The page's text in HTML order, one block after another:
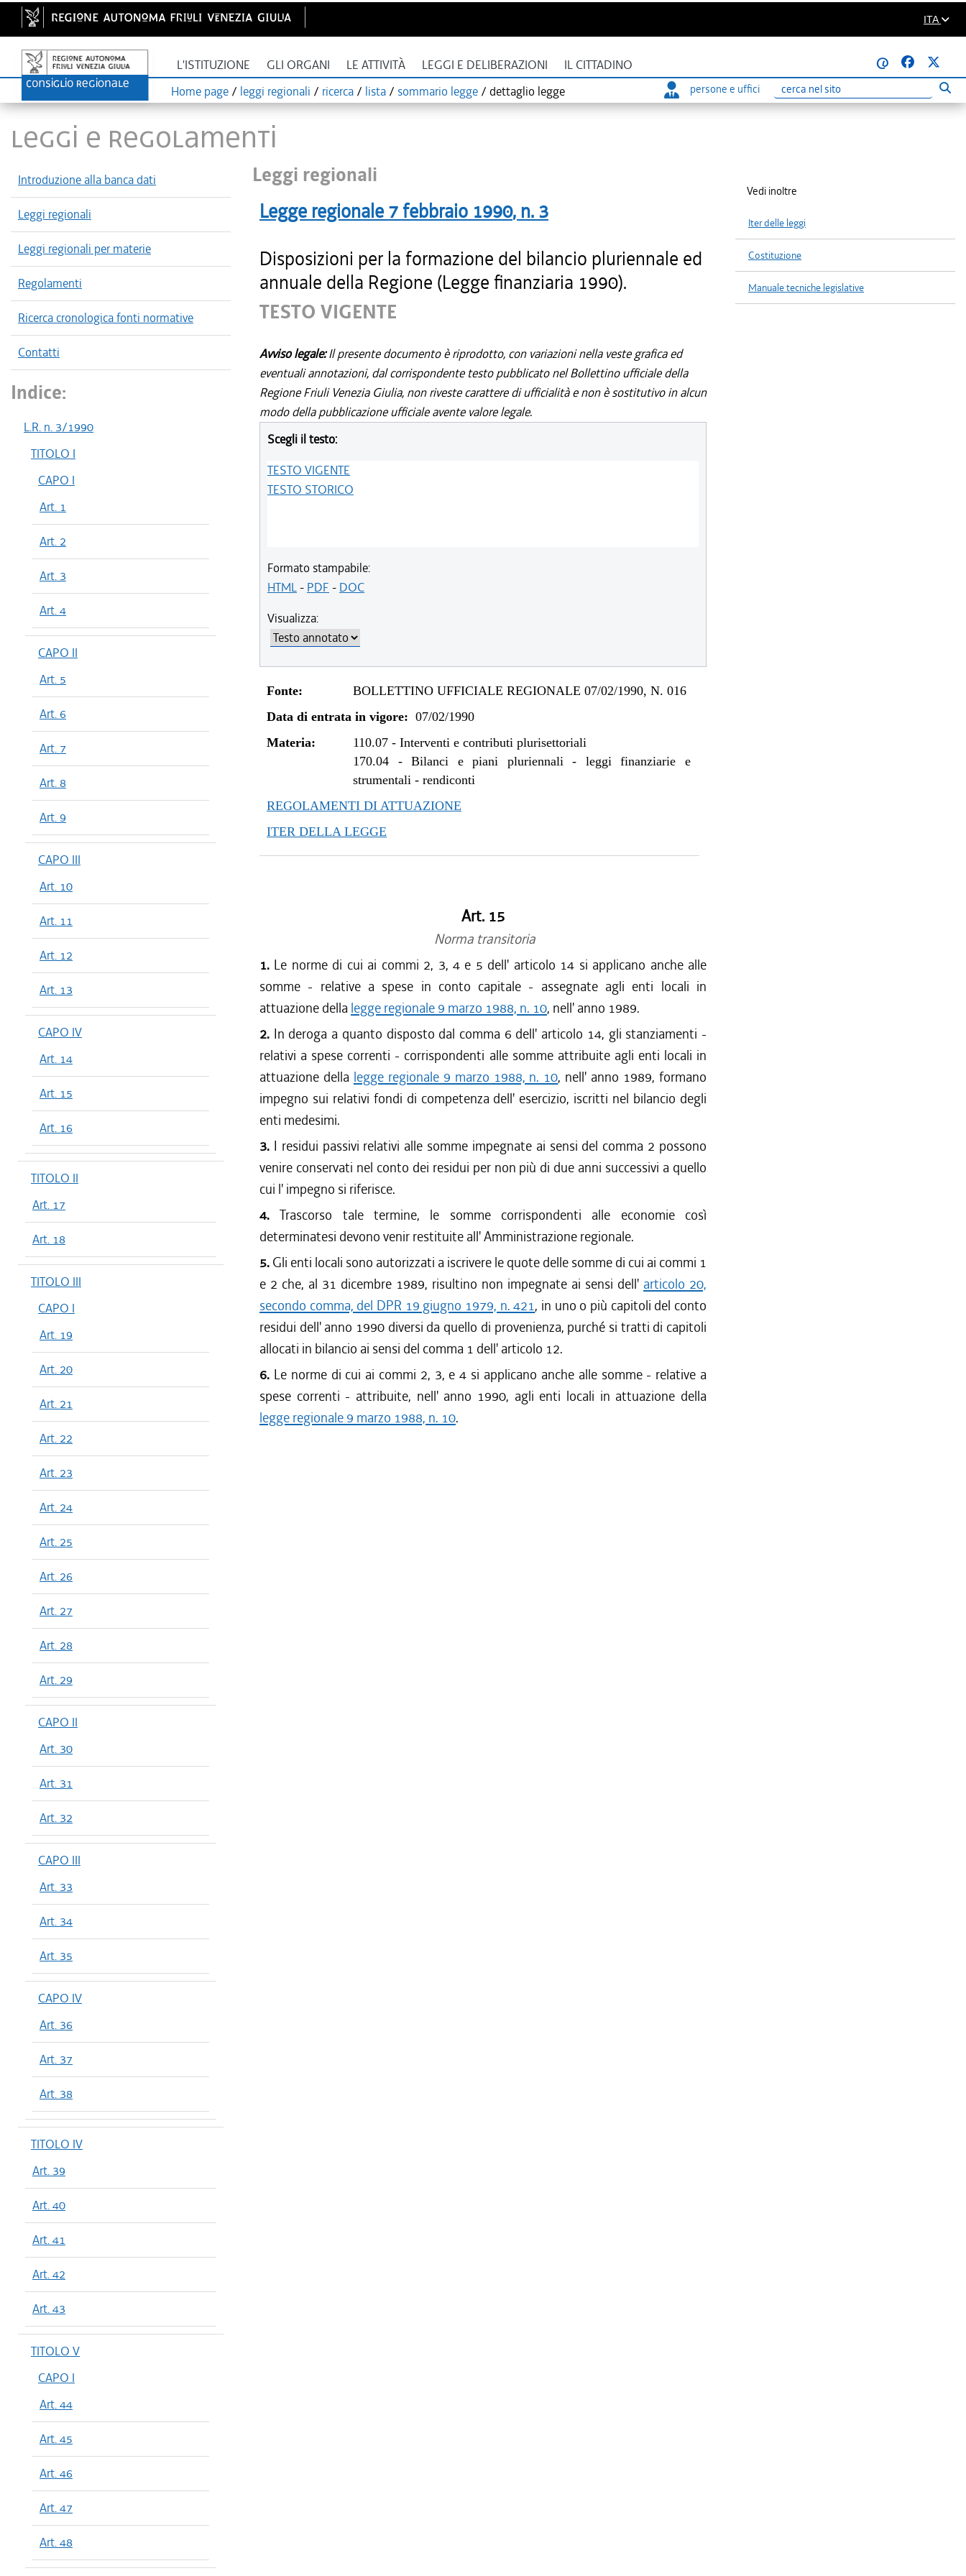
ITA
L'ISTITUZIONE GLI ORGANI LE ATTIVITÀ LEGGI E DELIBERAZIONI IL CITTADINO
@
Home page / leggi regionali / ricerca / lista / sommario legge / dettaglio legge persone e uffici
Ricerca
LEGGI E REGOLAMENTI
Introduzione alla banca dati
Leggi regionali
Leggi regionali per materie
Regolamenti
Ricerca cronologica fonti normative
Contatti
Indice:
L.R. n. 3/1990
TITOLO I
CAPO I
Art. 1
Art. 2
Art. 3
Art. 4
CAPO II
Art. 5
Art. 6
Art. 7
Art. 8
Art. 9
CAPO III
Art. 10
Art. 11
Art. 12
Art. 13
CAPO IV
Art. 14
Art. 15
Art. 16
TITOLO II
Art. 17
Art. 18
TITOLO III
CAPO I
Art. 19
Art. 20
Art. 21
Art. 22
Art. 23
Art. 24
Art. 25
Art. 26
Art. 27
Art. 28
Art. 29
CAPO II
Art. 30
Art. 31
Art. 32
CAPO III
Art. 33
Art. 34
Art. 35
CAPO IV
Art. 36
Art. 37
Art. 38
TITOLO IV
Art. 39
Art. 40
Art. 41
Art. 42
Art. 43
TITOLO V
CAPO I
Art. 44
Art. 45
Art. 46
Art. 47
Art. 48
Leggi regionali
Legge regionale 7 febbraio 1990, n. 3
Disposizioni per la formazione del bilancio pluriennale ed
annuale della Regione (Legge finanziaria 1990).
TESTO VIGENTE
Avviso legale:Il presente documento è riprodotto, con variazioni nella veste grafica ed
eventuali annotazioni, dal corrispondente testo pubblicato nel Bollettino ufficiale della
Regione Friuli Venezia Giulia, non riveste carattere di ufficialità e non è sostitutivo in alcun
modo della pubblicazione ufficiale avente valore legale.
Scegli il testo:
TESTO VIGENTE
TESTO STORICO
Formato stampabile:
HTML- PDF - DOC
Visualizza:
Fonte:
BOLLETTINO UFFICIALE REGIONALE 07/02/1990, N. 016
Data di entrata in vigore: 07/02/1990
Materia:
110.07 -Interventi e contributi plurisettoriali
170.04 -Bilanci e piani pluriennali - leggi finanziarie e
strumentali - rendiconti
REGOLAMENTI DI ATTUAZIONE
ITER DELLA LEGGE
Art. 15
Norma transitoria
1. Le norme di cui ai commi 2, 3, 4 e 5 dell' articolo 14 si applicano anche alle
somme - relative a spese in conto capitale - assegnate agli enti locali in
attuazione della legge regionale 9 marzo 1988, n. 10, nell' anno 1989.
2. In deroga a quanto disposto dal comma 6 dell' articolo 14, gli stanziamenti -
relativi a spese correnti - corrispondenti alle somme attribuite agli enti locali in
attuazione della legge regionale 9 marzo 1988, n. 10, nell' anno 1989, formano
impegno sui relativi fondi di competenza dell' esercizio, iscritti nel bilancio degli
enti medesimi.
3. I residui passivi relativi alle somme impegnate ai sensi del comma 2 possono
venire conservati nel conto dei residui per non più di due anni successivi a quello
cui l' impegno si riferisce.
4. Trascorso tale termine, le somme corrispondenti alle economie così
determinatesi devono venir restituite all' Amministrazione regionale.
5. Gli enti locali sono autorizzati a iscrivere le quote delle somme di cui ai commi 1
e 2 che, al 31 dicembre 1989, risultino non impegnate ai sensi dell' articolo 20,
secondo comma, del DPR 19 giugno 1979, n. 421, in uno o più capitoli del conto
residui dell' anno 1990 diversi da quello di provenienza, purché si tratti di capitoli
allocati in bilancio ai sensi del comma 1 dell' articolo 12.
6. Le norme di cui ai commi 2, 3, e 4 si applicano anche alle somme - relative a
spese correnti - attribuite, nell' anno 1990, agli enti locali in attuazione della
legge regionale 9 marzo 1988, n. 10.
Vedi inoltre
Iter delle leggi
Costituzione
Manuale tecniche legislative